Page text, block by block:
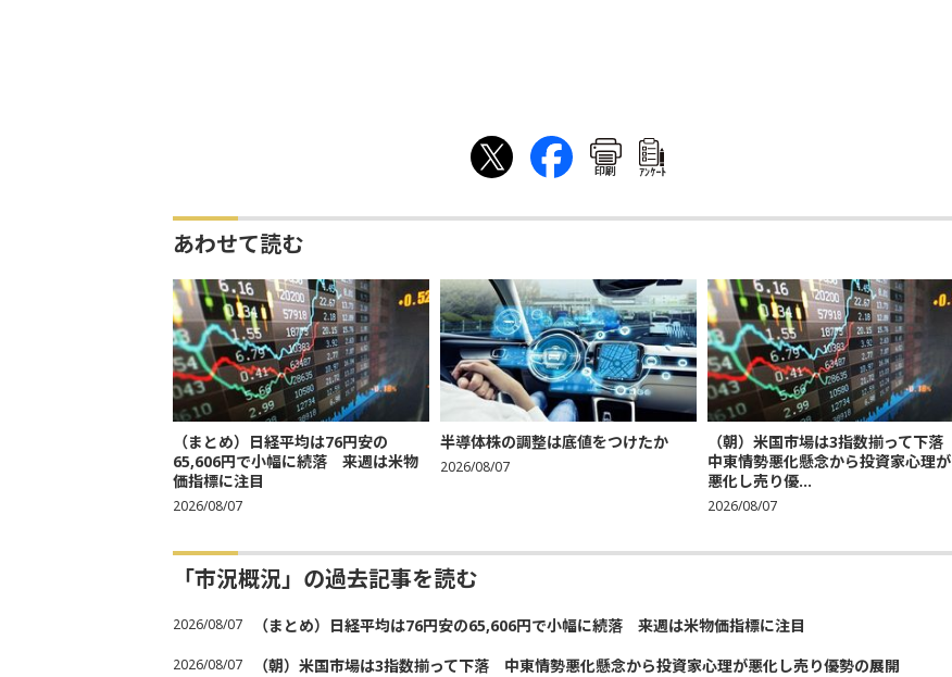
印刷 ｱﾝｹｰﾄ
あわせて読む
（まとめ）日経平均は76円安の
65,606円で小幅に続落 来週は米物
価指標に注目
2026/08/07
半導体株の調整は底値をつけたか
2026/08/07
（朝）米国市場は3指数揃って下落
中東情勢悪化懸念から投資家心理が
悪化し売り優...
2026/08/07
「市況概況」の過去記事を読む
2026/08/07 （まとめ）日経平均は76円安の65,606円で小幅に続落 来週は米物価指標に注目
2026/08/07 （朝）米国市場は3指数揃って下落 中東情勢悪化懸念から投資家心理が悪化し売り優勢の展開